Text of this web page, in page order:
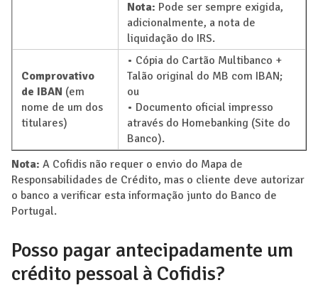
Nota: Pode ser sempre exigida,
adicionalmente, a nota de
liquidação do IRS.
Comprovativo
de IBAN (em
nome de um dos
titulares)
• Cópia do Cartão Multibanco +
Talão original do MB com IBAN;
ou
• Documento oficial impresso
através do Homebanking (Site do
Banco).
Nota: A Cofidis não requer o envio do Mapa de
Responsabilidades de Crédito, mas o cliente deve autorizar
o banco a verificar esta informação junto do Banco de
Portugal.
Posso pagar antecipadamente um
crédito pessoal à Cofidis?